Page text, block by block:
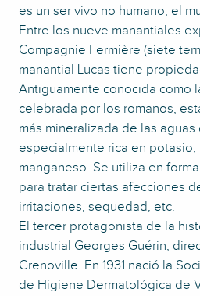
es un ser vivo no humano, el
Entre los nueve manantiales
Compagnie Fermière (siete
manantial Lucas tiene
Antiguamente conocida como
celebrada por los romanos,
más mineralizada de las aguas
especialmente rica en
manganeso. Se utiliza en
para tratar ciertas afecciones
irritaciones, sequedad, etc.
El tercer protagonista de la
industrial Georges Guérin,
Grenoville. En 1931 nació la
de Higiene Dermatológica de